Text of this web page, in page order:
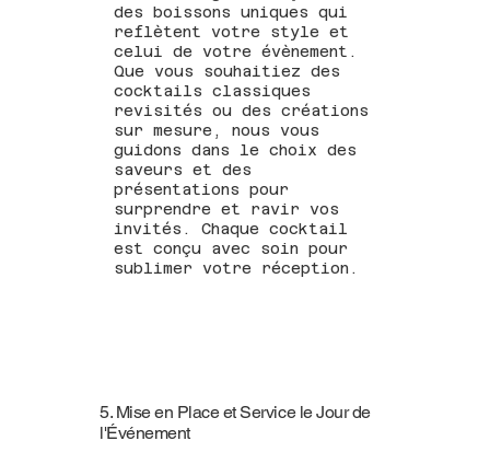
des boissons uniques qui
reflètent votre style et
celui de votre évènement.
Que vous souhaitiez des
cocktails classiques
revisités ou des créations
sur mesure, nous vous
guidons dans le choix des
saveurs et des
présentations pour
surprendre et ravir vos
invités. Chaque cocktail
est conçu avec soin pour
sublimer votre réception.
5. Mise en Place et Service le Jour de
l'Événement